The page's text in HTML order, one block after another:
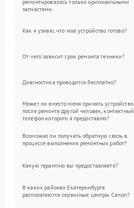
ремонтировалось только оригинальными
запчастями.
Как я узнаю, что мое устройство готово?
От чего зависит срок ремонта техники?
Диагностика проводится бесплатно?
Может ли вместо меня принять устройство
после ремонта другой человек, контактный
телефон которого я предоставлю?
Возможно ли получать обратную связь в
процессе выполнения ремонтных работ?
Какую гарантию вы предоставляете?
В каких районах Екатеринбурга
располагаются сервисные центры Canon?